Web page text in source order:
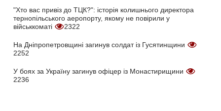
"Хто вас привіз до ТЦК?": історія колишнього директора
тернопільського аеропорту, якому не повірили у
військкоматі
2322
На Дніпропетровщині загинув солдат із Гусятинщини
2252
У боях за Україну загинув офіцер із Монастирищини
2236